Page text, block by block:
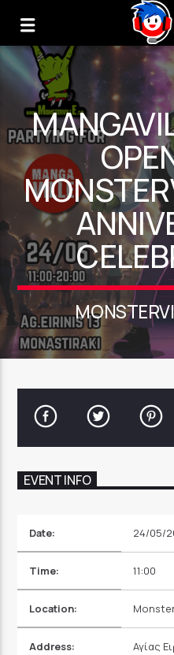
ΤΩΡΑ ΠΑΙΖΕΙ
LOST INNOCENT
CHIAKI ISHIKAWA
EVENT INFO
Date: 24/05/
Time: 11:00
Location:
Address: Αγίας